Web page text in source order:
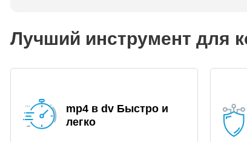
Лучший инструмент для
mp4 в dv Быстро и
легко